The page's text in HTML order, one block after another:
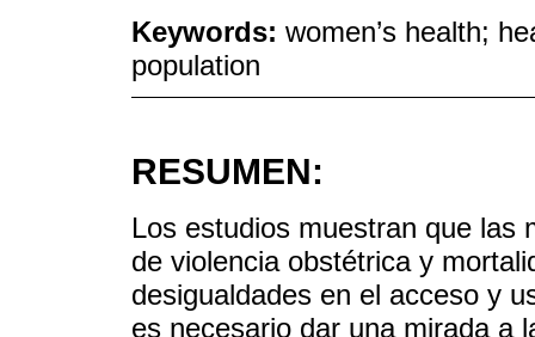
Keywords: women’s health;
population
RESUMEN:
Los estudios muestran que las
de violencia obstétrica y
desigualdades en el acceso y
es necesario dar una mirada a